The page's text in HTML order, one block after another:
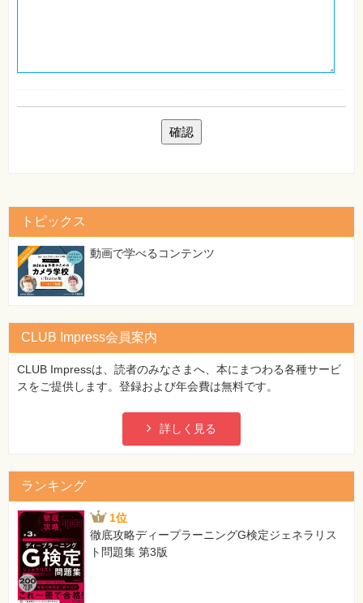
ー
特
⼀
覧
トピックス
動画で学べるコンテンツ
CLUB Impress会員案内
CLUB Impressは、読者のみなさまへ、本にまつわる各種サービ
スをご提供します。登録および年会費は無料です。
詳しく見る
ランキング
1位
徹底攻略ディープラーニングG検定ジェネラリス
ト問題集 第3版